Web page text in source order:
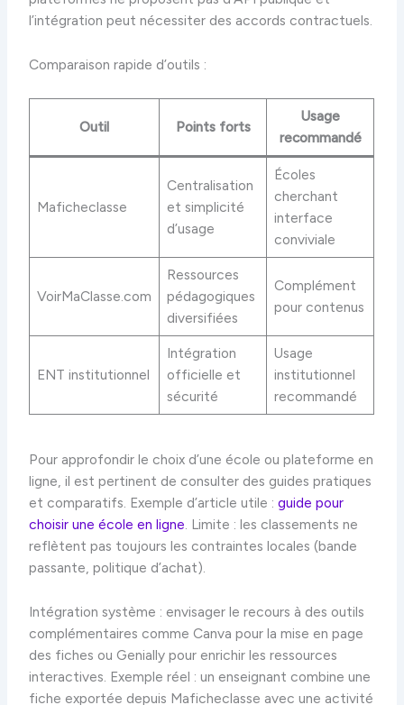
l’intégration peut nécessiter des accords contractuels.
Comparaison rapide d’outils :
Outil Points forts
Usage
recommandé
Maficheclasse
Centralisation
et simplicité
d’usage
Écoles
cherchant
interface
conviviale
VoirMaClasse.com
Ressources
pédagogiques
diversifiées
Complément
pour contenus
ENT institutionnel
Intégration
officielle et
sécurité
Usage
institutionnel
recommandé
Pour approfondir le choix d’une école ou plateforme en
ligne, il est pertinent de consulter des guides pratiques
et comparatifs. Exemple d’article utile :guide pour
choisir une école en ligne. Limite : les classements ne
reflètent pas toujours les contraintes locales (bande
passante, politique d’achat).
Intégration système : envisager le recours à des outils
complémentaires comme Canva pour la mise en page
des fiches ou Genially pour enrichir les ressources
interactives. Exemple réel : un enseignant combine une
fiche exportée depuis Maficheclasse avec une activité